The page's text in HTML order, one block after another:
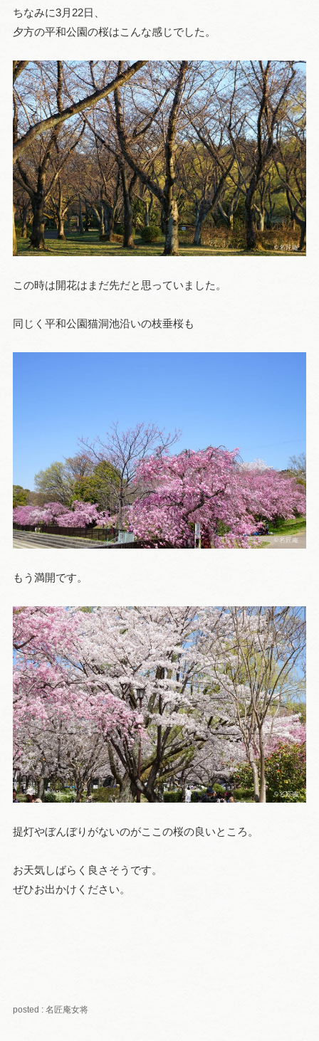
ちなみに3月22日、
夕方の平和公園の桜はこんな感じでした。
この時は開花はまだ先だと思っていました。
同じく平和公園猫洞池沿いの枝垂桜も
もう満開です。
提灯やぼんぼりがないのがここの桜の良いところ。
お天気しばらく良さそうです。
ぜひお出かけください。
posted : 名匠庵女将